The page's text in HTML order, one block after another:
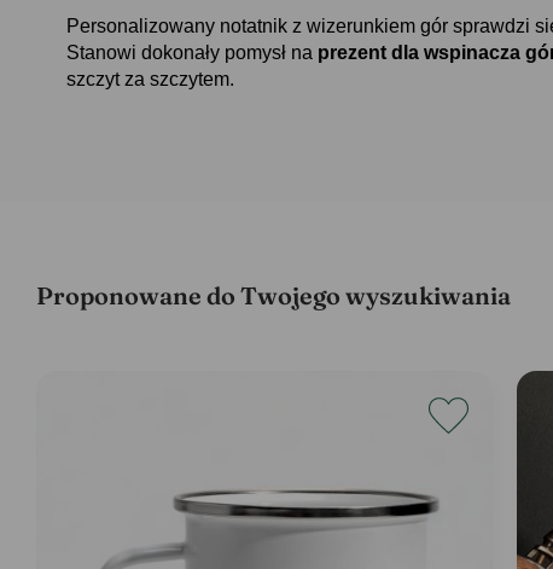
Personalizowany notatnik z wizerunkiem gór sprawdzi
Stanowi dokonały pomysł na prezent dla wspinacza
szczyt za szczytem.
Proponowane do Twojego wyszukiwania